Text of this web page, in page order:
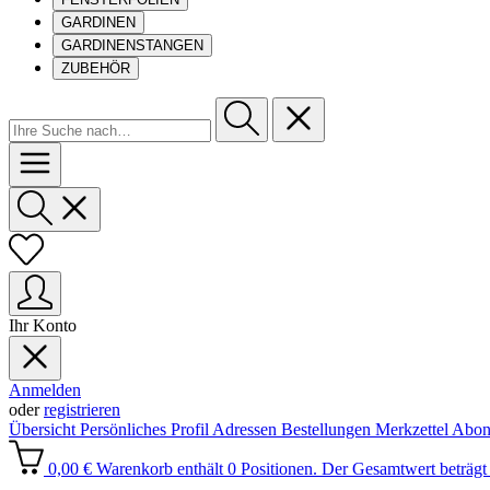
GARDINEN
GARDINENSTANGEN
ZUBEHÖR
Ihr Konto
Anmelden
oderregistrieren
Übersicht Persönliches Profil Adressen Bestellungen Merkzettel
0,00 € Warenkorb enthält 0 Positionen. Der Gesamtwert